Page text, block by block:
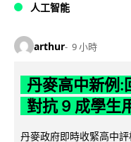
人工智能
arthur 9 小時
丹麥高中新例:
對抗 9 成學生
丹麥政府即時收緊高中